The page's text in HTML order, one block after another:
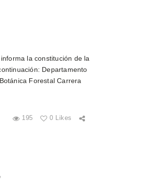
la constitución de la
Departamento
Forestal Carrera
195 0 Likes